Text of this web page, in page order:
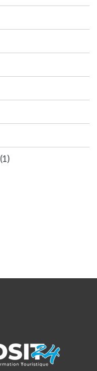
(1)